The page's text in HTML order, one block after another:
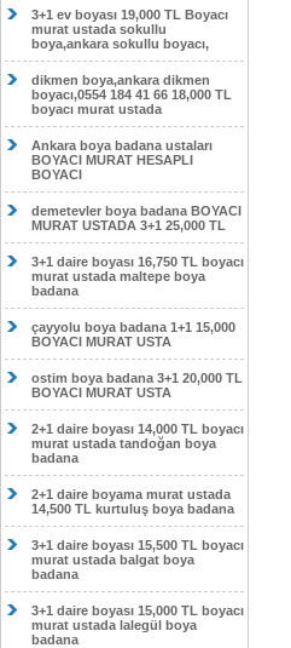
3+1 ev boyası 19,000 TL Boyacı
murat ustada sokullu
boya,ankara sokullu boyacı,
dikmen boya,ankara dikmen
boyacı,0554 184 41 66 18,000 TL
boyacı murat ustada
Ankara boya badana ustaları
BOYACI MURAT HESAPLI
BOYACI
demetevler boya badana BOYACI
MURAT USTADA 3+1 25,000 TL
3+1 daire boyası 16,750 TL boyacı
murat ustada maltepe boya
badana
çayyolu boya badana 1+1 15,000
BOYACI MURAT USTA
ostim boya badana 3+1 20,000 TL
BOYACI MURAT USTA
2+1 daire boyası 14,000 TL boyacı
murat ustada tandoğan boya
badana
2+1 daire boyama murat ustada
14,500 TL kurtuluş boya badana
3+1 daire boyası 15,500 TL boyacı
murat ustada balgat boya
badana
3+1 daire boyası 15,000 TL boyacı
murat ustada lalegül boya
badana